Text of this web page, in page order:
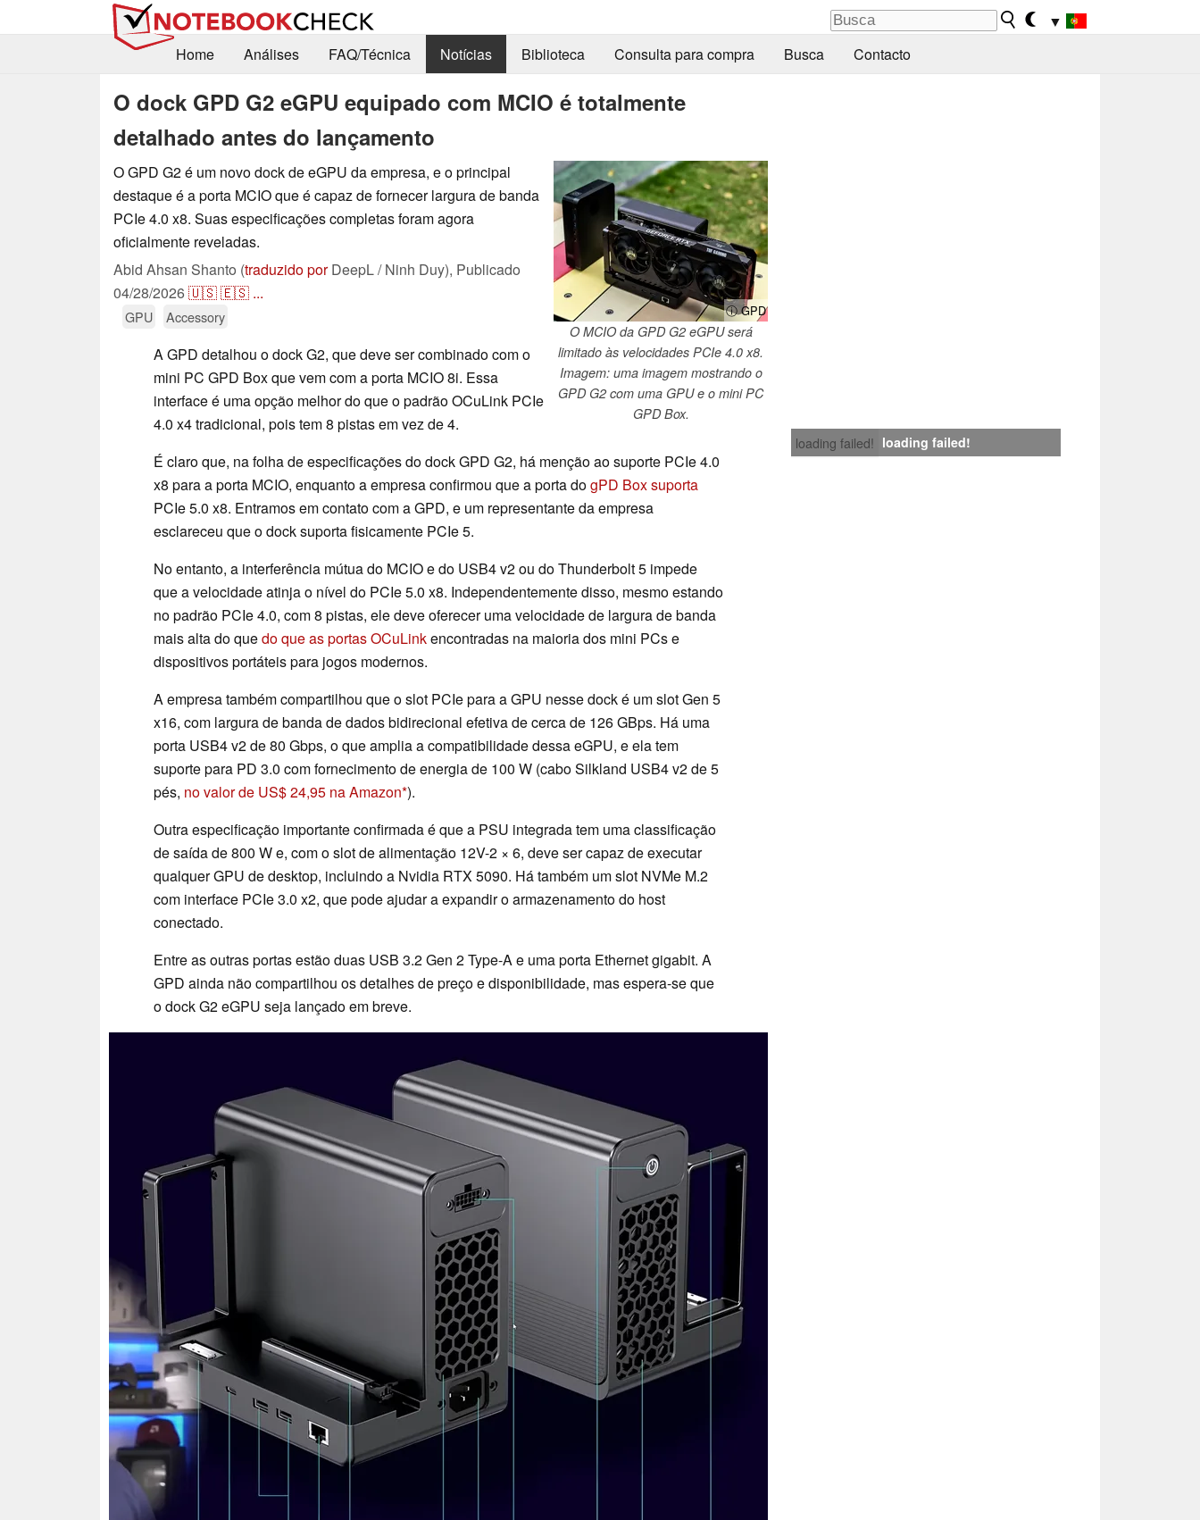
▼
Home
Análises FAQ/Técnica Notícias Biblioteca Consulta para compra Busca Contacto
O dock GPD G2 eGPU equipado com MCIO é totalmente
detalhado antes do lançamento
ⓘ GPD
O MCIO da GPD G2 eGPU será
limitado às velocidades PCIe 4.0 x8.
Imagem: uma imagem mostrando o
GPD G2 com uma GPU e o mini PC
GPD Box.
O GPD G2 é um novo dock de eGPU da empresa, e o principal
destaque é a porta MCIO que é capaz de fornecer largura de banda
PCIe 4.0 x8. Suas especificações completas foram agora
oficialmente reveladas.
Abid Ahsan Shanto (traduzido porDeepL / Ninh Duy), Publicado
04/28/2026🇺🇸🇪🇸 ...
GPU Accessory
loading failed! loading failed!
A GPD detalhou o dock G2, que deve ser combinado com o
mini PC GPD Box que vem com a porta MCIO 8i. Essa
interface é uma opção melhor do que o padrão OCuLink PCIe
4.0 x4 tradicional, pois tem 8 pistas em vez de 4.
É claro que, na folha de especificações do dock GPD G2, há menção ao suporte PCIe 4.0
x8 para a porta MCIO, enquanto a empresa confirmou que a porta dogPD Box suporta
PCIe 5.0 x8. Entramos em contato com a GPD, e um representante da empresa
esclareceu que o dock suporta fisicamente PCIe 5.
No entanto, a interferência mútua do MCIO e do USB4 v2 ou do Thunderbolt 5 impede
que a velocidade atinja o nível do PCIe 5.0 x8. Independentemente disso, mesmo estando
no padrão PCIe 4.0, com 8 pistas, ele deve oferecer uma velocidade de largura de banda
mais alta do quedo que as portas OCuLinkencontradas na maioria dos mini PCs e
dispositivos portáteis para jogos modernos.
A empresa também compartilhou que o slot PCIe para a GPU nesse dock é um slot Gen 5
x16, com largura de banda de dados bidirecional efetiva de cerca de 126 GBps. Há uma
porta USB4 v2 de 80 Gbps, o que amplia a compatibilidade dessa eGPU, e ela tem
suporte para PD 3.0 com fornecimento de energia de 100 W (cabo Silkland USB4 v2 de 5
pés, no valor de US$ 24,95 na Amazon ).
Outra especificação importante confirmada é que a PSU integrada tem uma classificação
de saída de 800 W e, com o slot de alimentação 12V-2 × 6, deve ser capaz de executar
qualquer GPU de desktop, incluindo a Nvidia RTX 5090. Há também um slot NVMe M.2
com interface PCIe 3.0 x2, que pode ajudar a expandir o armazenamento do host
conectado.
Entre as outras portas estão duas USB 3.2 Gen 2 Type-A e uma porta Ethernet gigabit. A
GPD ainda não compartilhou os detalhes de preço e disponibilidade, mas espera-se que
o dock G2 eGPU seja lançado em breve.